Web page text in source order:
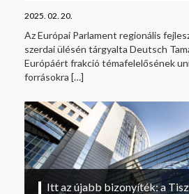
2025. 02. 20.
Az Európai Parlament regionális
szerdai ülésén tárgyalta Deutsch
Európáért frakció témafelelősének
forrásokra […]
Itt az újabb bizonyíték: a